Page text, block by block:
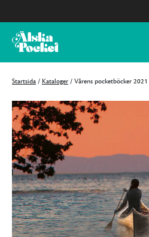
Startsida / Kataloger / Vårens pocketböcker 2021